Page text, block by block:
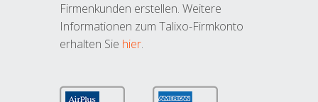
Firmenkunden erstellen. Weitere
Informationen zum Talixo-Firmkonto
erhalten Sie hier.